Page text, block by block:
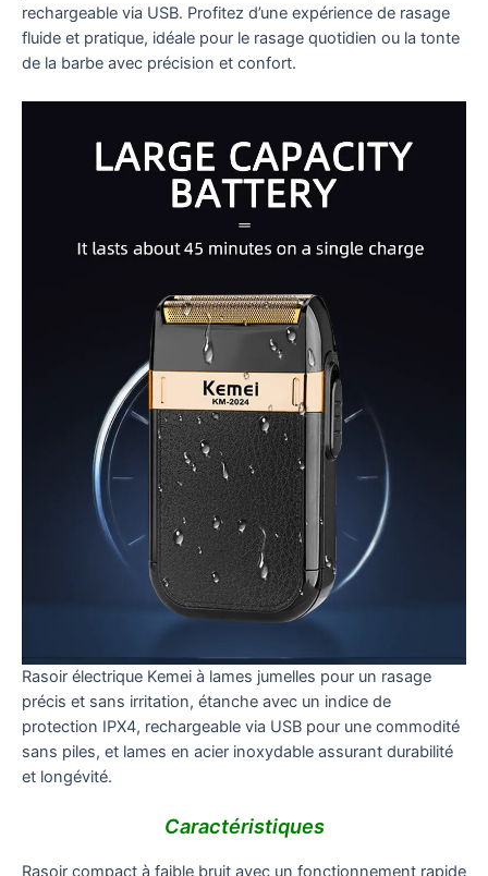
rechargeable via USB. Profitez d’une expérience de rasage
fluide et pratique, idéale pour le rasage quotidien ou la tonte
de la barbe avec précision et confort.
Rasoir électrique Kemei à lames jumelles pour un rasage
précis et sans irritation, étanche avec un indice de
protection IPX4, rechargeable via USB pour une commodité
sans piles, et lames en acier inoxydable assurant durabilité
et longévité.
Caractéristiques
Rasoir compact à faible bruit avec un fonctionnement rapide